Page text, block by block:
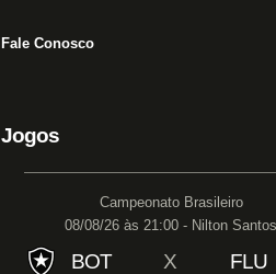
Fale Conosco
Jogos
Campeonato Brasileiro
08/08/26 às 21:00 - Nilton Santos
BOT X FLU